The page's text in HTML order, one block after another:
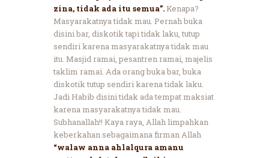
zina, tidak ada itu semua”.Kenapa?
Masyarakatnya tidak mau. Pernah buka
disini bar, diskotik tapi tidak laku, tutup
sendiri karena masyarakatnya tidak mau
itu. Masjid ramai, pesantren ramai, majelis
taklim ramai. Ada orang buka bar, buka
diskotik tutup sendiri karena tidak laku.
Jadi Habib disini tidak ada tempat maksiat
karena masyarakatnya tidak mau.
Subhanallah!! Kaya raya, Allah limpahkan
keberkahan sebagaimana firman Allah
“walaw anna ahlalqura amanu